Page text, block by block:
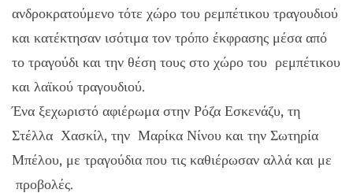
ανδροκρατούμενο τότε χώρο του ρεμπέτικου τραγουδιού
και κατέκτησαν ισότιμα τον τρόπο έκφρασης μέσα από
το τραγούδι και την θέση τους στο χώρο του ρεμπέτικου
και λαϊκού τραγουδιού.
Ένα ξεχωριστό αφιέρωμα στην Ρόζα Εσκενάζυ, τη
Στέλλα Χασκίλ, την Μαρίκα Νίνου και την Σωτηρία
Μπέλου, με τραγούδια που τις καθιέρωσαν αλλά και με
προβολές.